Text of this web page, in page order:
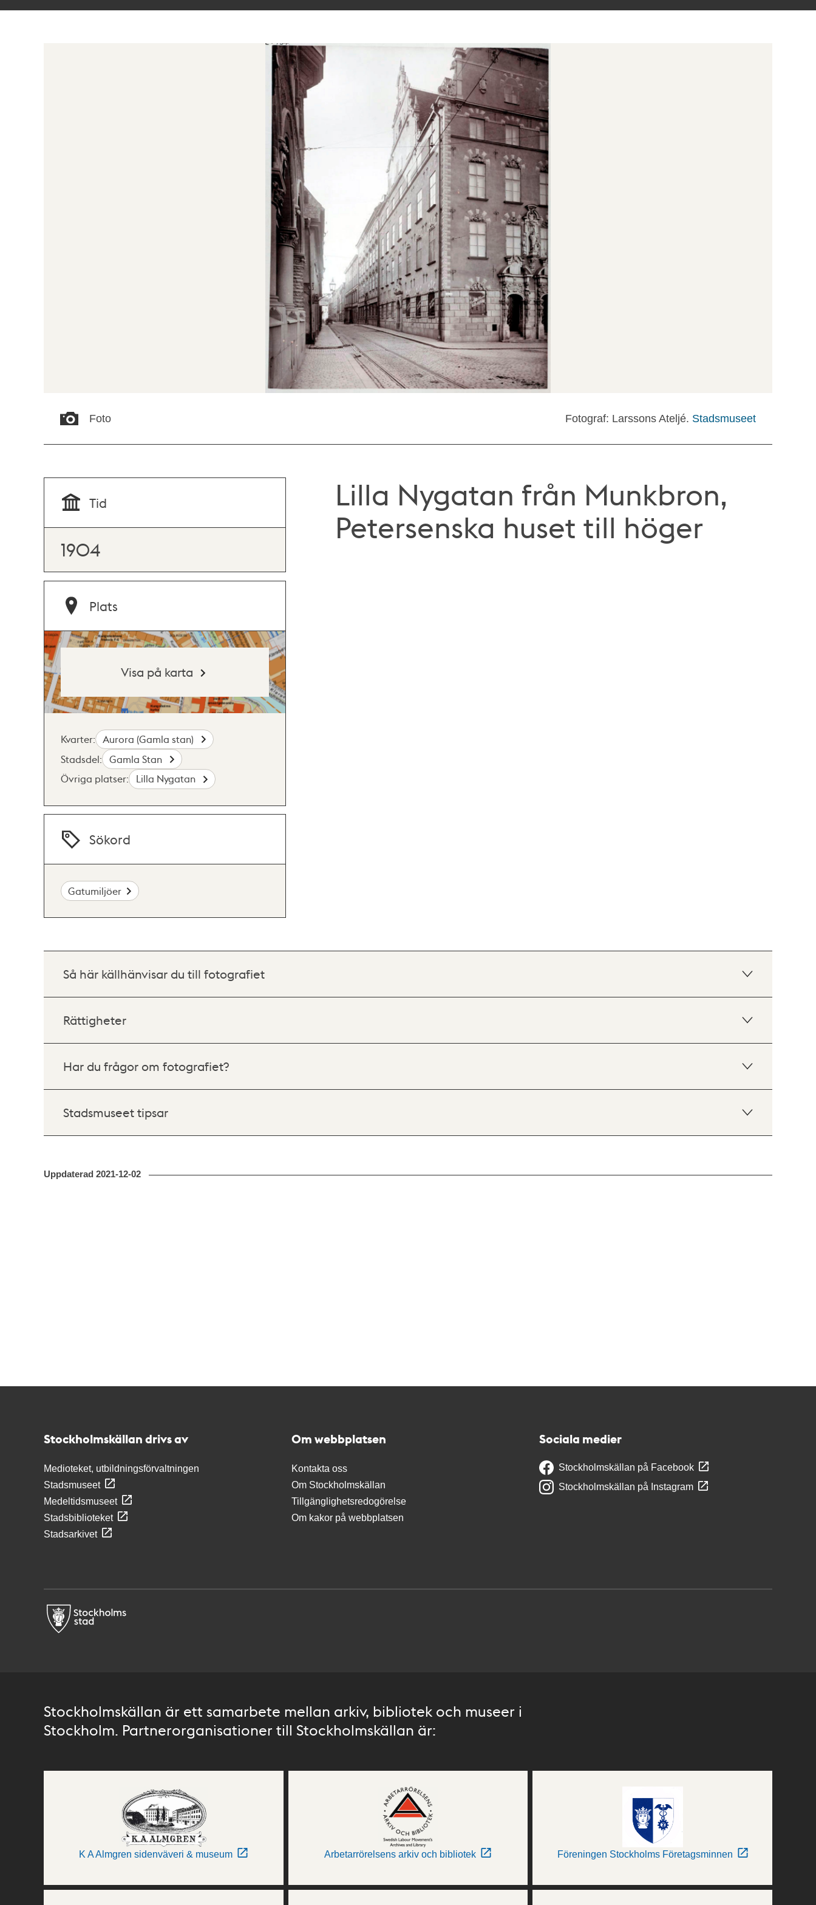
Foto Fotograf: Larssons Ateljé. Stadsmuseet
Lilla Nygatan från Munkbron,
Petersenska huset till höger
Tid
1904
Plats
Visa på karta
Kvarter:
Aurora (Gamla stan)
Stadsdel:
Gamla Stan
Övriga platser:
Lilla Nygatan
Sökord
Gatumiljöer
Så här källhänvisar du till fotografiet
Rättigheter
Har du frågor om fotografiet?
Stadsmuseet tipsar
Uppdaterad 2021-12-02
Stockholmskällan drivs av
Medioteket, utbildningsförvaltningen
Stadsmuseet
Medeltidsmuseet
Stadsbiblioteket
Stadsarkivet
Om webbplatsen
Kontakta oss
Om Stockholmskällan
Tillgänglighetsredogörelse
Om kakor på webbplatsen
Sociala medier
Stockholmskällan på Facebook
Stockholmskällan på Instagram
Stockholmskällan är ett samarbete mellan arkiv, bibliotek och museer i
Stockholm. Partnerorganisationer till Stockholmskällan är:
K A Almgren sidenväveri & museum Arbetarrörelsens arkiv och bibliotek Föreningen Stockholms Företagsminnen